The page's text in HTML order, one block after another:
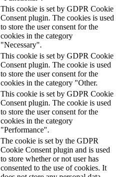
This cookie is set by GDPR Cookie
Consent plugin. The cookies is used
to store the user consent for the
cookies in the category
"Necessary".
This cookie is set by GDPR Cookie
Consent plugin. The cookie is used
to store the user consent for the
cookies in the category "Other.
This cookie is set by GDPR Cookie
Consent plugin. The cookie is used
to store the user consent for the
cookies in the category
"Performance".
The cookie is set by the GDPR
Cookie Consent plugin and is used
to store whether or not user has
consented to the use of cookies. It